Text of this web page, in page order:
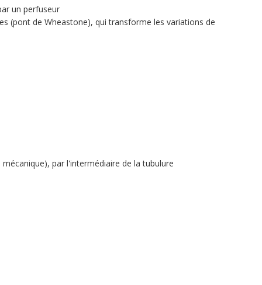
un perfuseur
(pont de Wheastone), qui transforme les variations de
par l'intermédiaire de la tubulure